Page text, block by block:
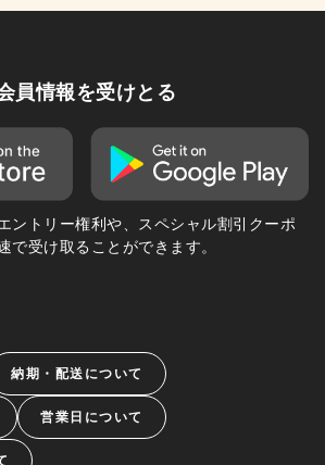
員情報を受けとる
ントリー権利や、スペシャル割引クーポ
で受け取ることができます。
納期・配送について
営業日について